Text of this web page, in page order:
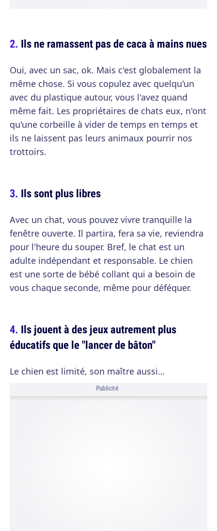
Ils ne ramassent pas de caca à mains nues
Oui, avec un sac, ok. Mais c'est globalement la
même chose. Si vous copulez avec quelqu'un
avec du plastique autour, vous l'avez quand
même fait. Les propriétaires de chats eux, n'ont
qu'une corbeille à vider de temps en temps et
ils ne laissent pas leurs animaux pourrir nos
trottoirs.
Ils sont plus libres
Avec un chat, vous pouvez vivre tranquille la
fenêtre ouverte. Il partira, fera sa vie, reviendra
pour l'heure du souper. Bref, le chat est un
adulte indépendant et responsable. Le chien
est une sorte de bébé collant qui a besoin de
vous chaque seconde, même pour déféquer.
Ils jouent à des jeux autrement plus
éducatifs que le "lancer de bâton"
Le chien est limité, son maître aussi…
Publicité